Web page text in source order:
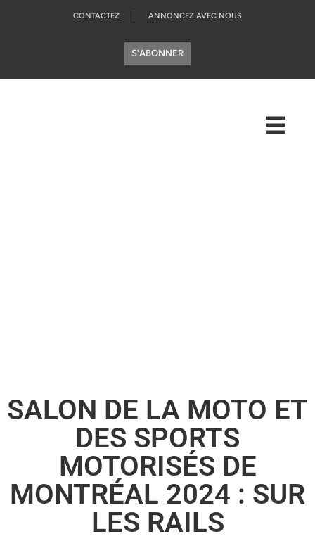
CONTACTEZ ANNONCEZ AVEC NOUS
S'ABONNER
SALON DE LA MOTO ET
DES SPORTS
MOTORISÉS DE
MONTRÉAL 2024 : SUR
LES RAILS